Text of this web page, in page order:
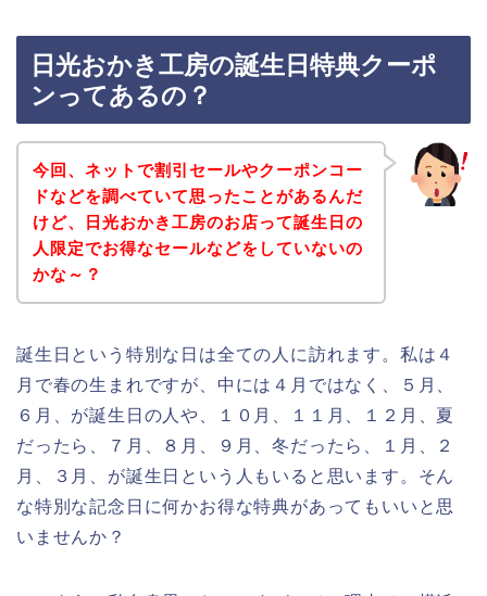
日光おかき工房の誕生日特典クーポ
ンってあるの？
今回、ネットで割引セールやクーポンコー
ドなどを調べていて思ったことがあるんだ
けど、日光おかき工房のお店って誕生日の
人限定でお得なセールなどをしていないの
かな～？
誕生日という特別な日は全ての人に訪れます。私は４
月で春の生まれですが、中には４月ではなく、５月、
６月、が誕生日の人や、１０月、１１月、１２月、夏
だったら、７月、８月、９月、冬だったら、１月、２
月、３月、が誕生日という人もいると思います。そん
な特別な記念日に何かお得な特典があってもいいと思
いませんか？